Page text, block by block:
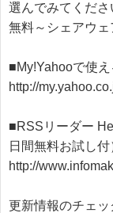
選んでみてくださ
無料～シェアウェ
http://
■RSSリーダー
http://
更新情報のチェ